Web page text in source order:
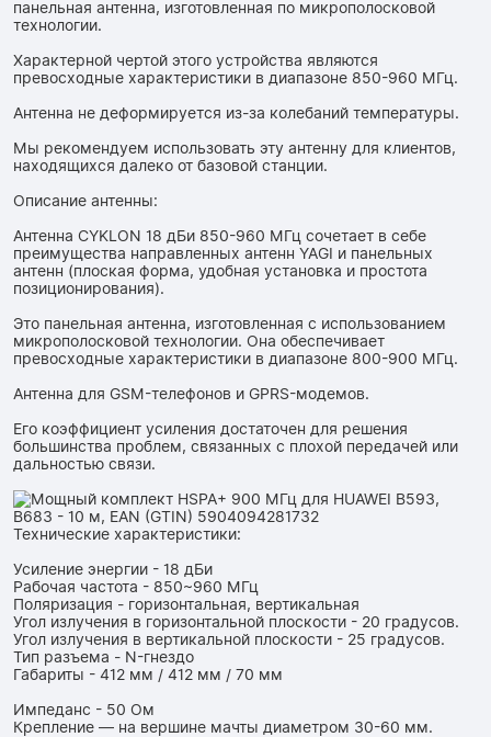
панельная антенна, изготовленная по микрополосковой
технологии.
Характерной чертой этого устройства являются
превосходные характеристики в диапазоне 850-960 МГц.
Антенна не деформируется из-за колебаний температуры.
Мы рекомендуем использовать эту антенну для клиентов,
находящихся далеко от базовой станции.
Описание антенны:
Антенна CYKLON 18 дБи 850-960 МГц сочетает в себе
преимущества направленных антенн YAGI и панельных
антенн (плоская форма, удобная установка и простота
позиционирования).
Это панельная антенна, изготовленная с использованием
микрополосковой технологии. Она обеспечивает
превосходные характеристики в диапазоне 800-900 МГц.
Антенна для GSM-телефонов и GPRS-модемов.
Его коэффициент усиления достаточен для решения
большинства проблем, связанных с плохой передачей или
дальностью связи.
Технические характеристики:
Усиление энергии - 18 дБи
Рабочая частота - 850~960 МГц
Поляризация - горизонтальная, вертикальная
Угол излучения в горизонтальной плоскости - 20 градусов.
Угол излучения в вертикальной плоскости - 25 градусов.
Тип разъема - N-гнездо
Габариты - 412 мм / 412 мм / 70 мм
Импеданс - 50 Ом
Крепление — на вершине мачты диаметром 30-60 мм.